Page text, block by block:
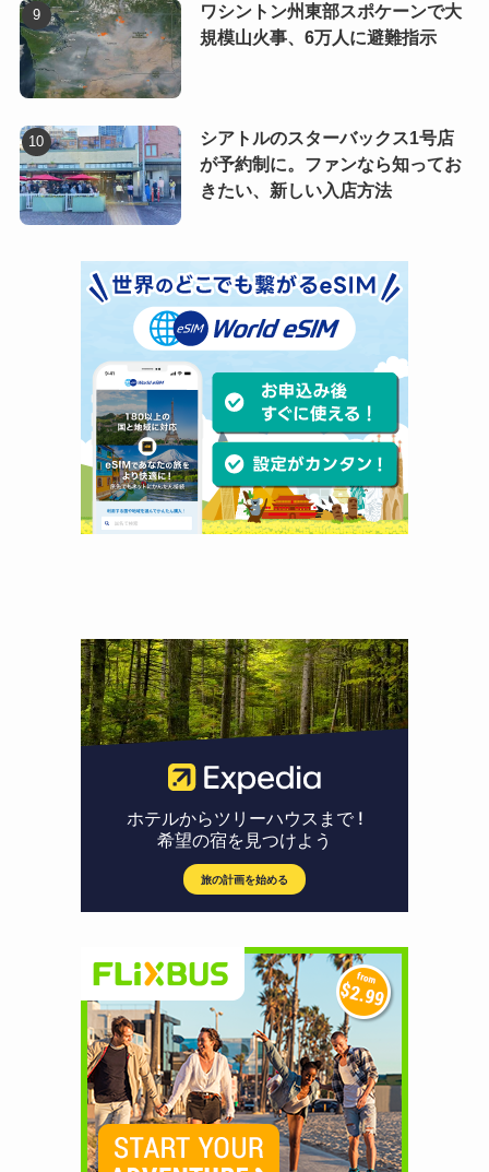
ワシントン州東部スポケーンで大
規模山火事、6万人に避難指示
シアトルのスターバックス1号店
が予約制に。ファンなら知ってお
きたい、新しい入店方法